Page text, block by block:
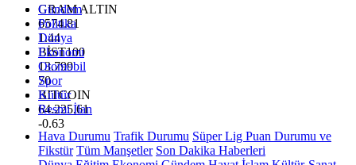
GRAM ALTIN
6574.81
1.44
BİST100
13.799
70
BITCOIN
64.225,61
-0.63
Gündem
Politika
Dünya
Ekonomi
Otomobil
Spor
Kültür
Resmi İlan
Hava Durumu Trafik Durumu Süper Lig Puan Durumu ve
Fikstür Tüm Manşetler Son Dakika Haberleri